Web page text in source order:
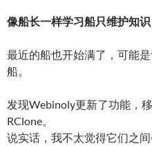
像船长一样学习船只维护知识
最近的船也开始满了，可能
船。
发现Webinoly更新了功能，
RClone。
说实话，我不太觉得它们之